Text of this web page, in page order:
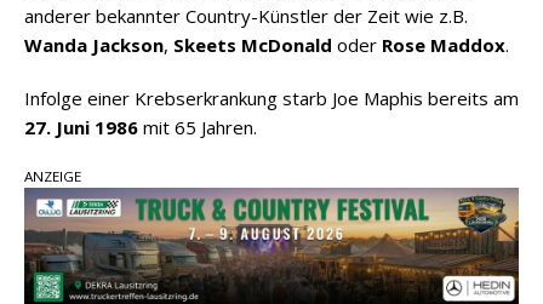
anderer bekannter Country-Künstler der Zeit wie z.B.
Wanda Jackson, Skeets McDonald oder Rose Maddox.
Infolge einer Krebserkrankung starb Joe Maphis bereits am
27. Juni 1986 mit 65 Jahren.
ANZEIGE